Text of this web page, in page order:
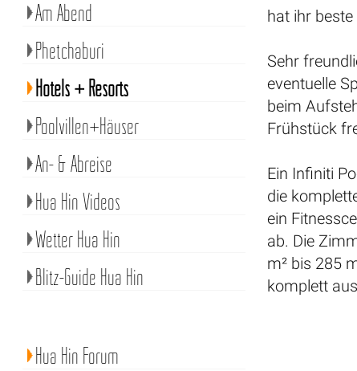
hat ihr
Sehr
eventuelle
beim
Frühstück
Ein Infiniti
die
ein
ab. Die
m² bis 285
komplett
Am Abend
Phetchaburi
Hotels + Resorts
Poolvillen+Häuser
An- & Abreise
Hua Hin Videos
Wetter Hua Hin
Blitz-Guide Hua Hin
Hua Hin Forum